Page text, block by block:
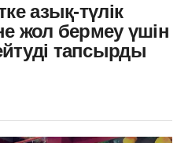
азық-түлік
жол бермеу үшін
тапсырды